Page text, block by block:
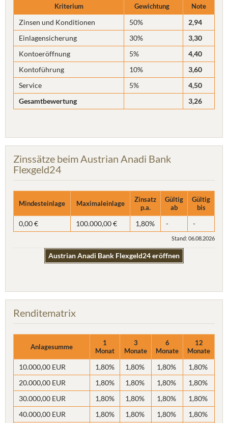
Kriterium Gewichtung Note
Zinsen und Konditionen 50%
2,94
Einlagensicherung
30%
3,30
Kontoeröffnung
5%
4,40
Kontoführung
10%
3,60
Service
5%
4,50
Gesamtbewertung
3,26
Zinssätze beim Austrian Anadi Bank
Flexgeld24
Mindesteinlage Maximaleinlage
Zinsatz
p.a.
Gültig
ab
Gültig
bis
0,00 € 100.000,00 € 1,80% - -
Stand: 06.08.2026
Austrian Anadi Bank Flexgeld24 eröffnen
Renditematrix
Anlagesumme
1
Monat
3
Monate
6
Monate
12
Monate
10.000,00 EUR 1,80% 1,80% 1,80%
1,80%
20.000,00 EUR
1,80% 1,80% 1,80%
1,80%
30.000,00 EUR
1,80% 1,80% 1,80%
1,80%
40.000,00 EUR
1,80% 1,80% 1,80%
1,80%